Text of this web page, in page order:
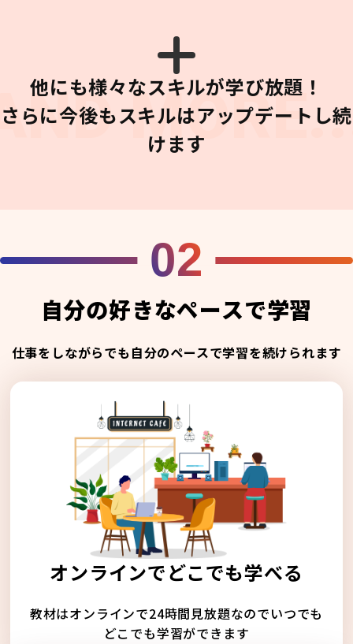
他にも様々なスキルが学び放題！
さらに今後もスキルはアップデートし続
けます
02
自分の好きなペースで学習
仕事をしながらでも自分のペースで学習を続けられます
オンラインでどこでも学べる
教材はオンラインで24時間見放題なのでいつでも
どこでも学習ができます